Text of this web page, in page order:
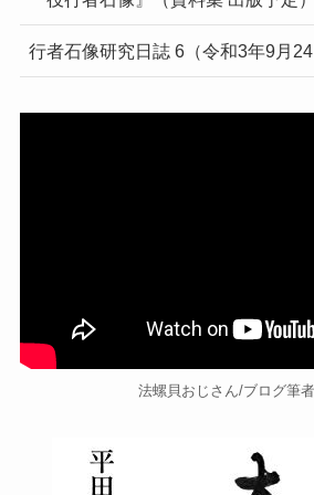
行者石像研究日誌 6（令和3年9月
法螺貝おじさん/ブログ筆